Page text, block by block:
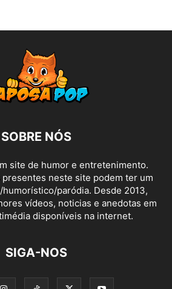
SOBRE NÓS
site de humor e entretenimento.
neste site podem ter um
paródia. Desde 2013,
vídeos, noticias e anedotas em
disponíveis na internet.
SIGA-NOS